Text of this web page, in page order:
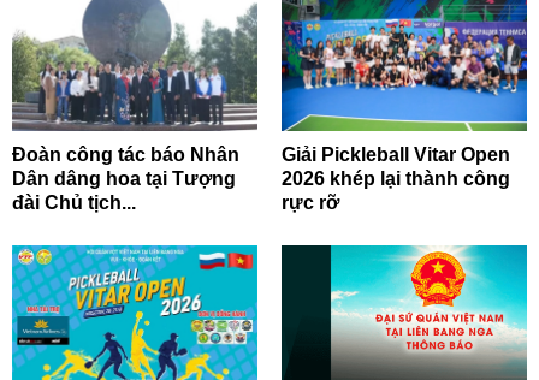
Đoàn công tác báo Nhân
Dân dâng hoa tại Tượng
đài Chủ tịch...
Giải Pickleball Vitar Open
2026 khép lại thành công
rực rỡ